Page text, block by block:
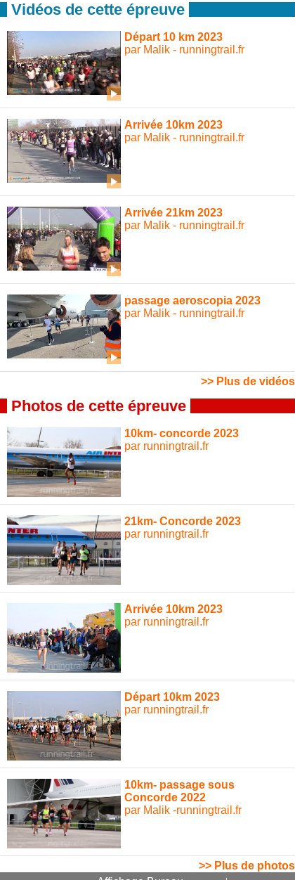
Vidéos de cette épreuve
Départ 10 km 2023
par Malik - runningtrail.fr
Arrivée 10km 2023
par Malik - runningtrail.fr
Arrivée 21km 2023
par Malik - runningtrail.fr
passage aeroscopia 2023
par Malik - runningtrail.fr
>> Plus de vidéos
Photos de cette épreuve
10km- concorde 2023
par runningtrail.fr
21km- Concorde 2023
par runningtrail.fr
Arrivée 10km 2023
par runningtrail.fr
Départ 10km 2023
par runningtrail.fr
10km- passage sous
Concorde 2022
par Malik -runningtrail.fr
>> Plus de photos